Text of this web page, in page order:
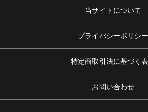
当サイトについて
プライバシーポリシー
特定商取引法に基づく
お問い合わせ